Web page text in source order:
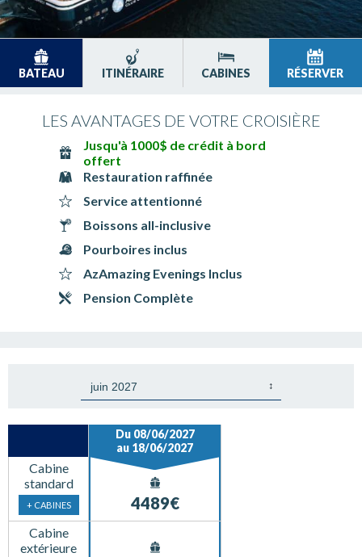
BATEAU ITINÉRAIRE CABINES RÉSERVER
LES AVANTAGES DE VOTRE CROISIÈRE
Jusqu'à 1000$ de crédit à bord
offert
Restauration raffinée
Service attentionné
Boissons all-inclusive
Pourboires inclus
AzAmazing Evenings Inclus
Pension Complète
Cabine
standard
+ CABINES
Cabine
extérieure
Du 08/06/2027
au 18/06/2027
4489€